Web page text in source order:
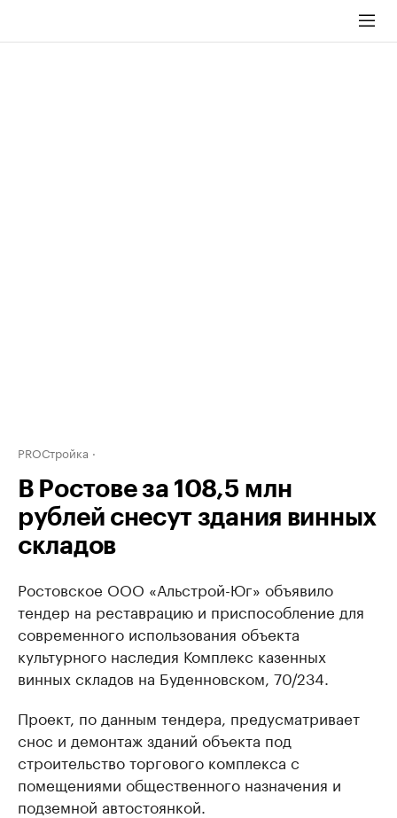
PROСтройка
В Ростове за 108,5 млн
рублей снесут здания винных
складов
Ростовское ООО «Альстрой-Юг» объявило
тендер на реставрацию и приспособление для
современного использования объекта
культурного наследия Комплекс казенных
винных складов на Буденновском, 70/234.
Проект, по данным тендера, предусматривает
снос и демонтаж зданий объекта под
строительство торгового комплекса с
помещениями общественного назначения и
подземной автостоянкой.